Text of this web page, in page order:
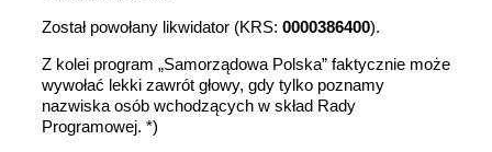
Został powołany likwidator (KRS: 0000386400).
Z kolei program „Samorządowa Polska” faktycznie może
wywołać lekki zawrót głowy, gdy tylko poznamy
nazwiska osób wchodzących w skład Rady
Programowej. *)